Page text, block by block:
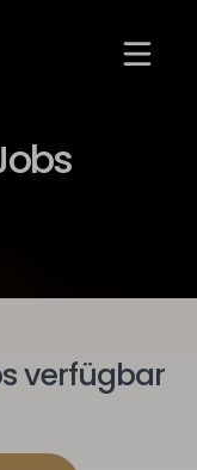
verfügbar